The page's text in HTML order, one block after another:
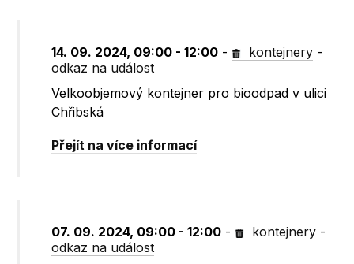
14. 09. 2024, 09:00 - 12:00 - kontejnery -
odkaz na událost
Velkoobjemový kontejner pro bioodpad v ulici
Chřibská
Přejít na více informací
07. 09. 2024, 09:00 - 12:00 - kontejnery -
odkaz na událost